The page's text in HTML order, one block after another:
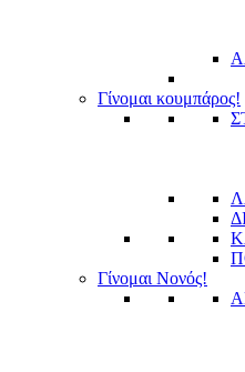
Γίνομαι κουμπάρος!
Γίνομαι Νονός!